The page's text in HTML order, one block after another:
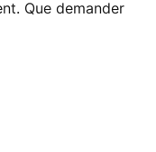
Que demander